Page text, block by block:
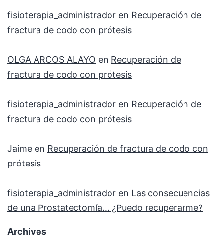
fisioterapia_administrador en Recuperación de
fractura de codo con prótesis
OLGA ARCOS ALAYO en Recuperación de
fractura de codo con prótesis
fisioterapia_administrador en Recuperación de
fractura de codo con prótesis
Jaime en Recuperación de fractura de codo con
prótesis
fisioterapia_administrador en Las consecuencias
de una Prostatectomía… ¿Puedo recuperarme?
Archives